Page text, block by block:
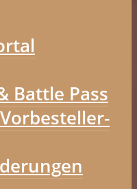
Battle Pass